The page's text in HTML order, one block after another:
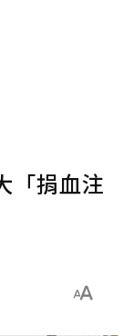
「捐血注